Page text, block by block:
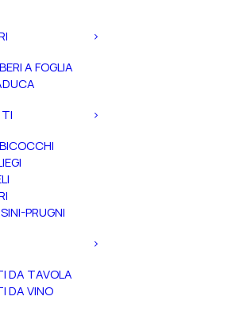
A FOGLIA
PRUGNI
DA TAVOLA
DA VINO